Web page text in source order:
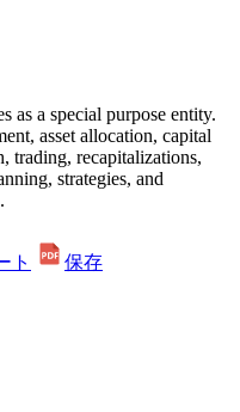
as a special purpose entity.
asset allocation, capital
trading, recapitalizations,
strategies, and
ト
保存